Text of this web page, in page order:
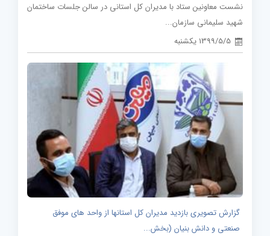
نشست معاونین ستاد با مدیران کل استانی در سالن جلسات ساختمان
شهید سلیمانی سازمان...
1399/5/5 یکشنبه
گزارش تصویری بازدید مدیران کل استانها از واحد های موفق
صنعتی و دانش بنیان (بخش...